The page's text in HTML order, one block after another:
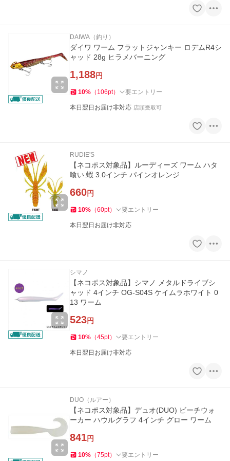
DAIWA（釣り）
ダイワ ワーム フラットジャンキー ロデムR4シ
ャッド 28g ヒラメバーニング
1,188円
10% （ 106pt） 要エントリー
本日翌日お届け非対応 店頭受取可
RUDIE'S
【ネコポス対象品】ルーディーズ ワーム ハタ
喰い.蝦 3.0インチ パインオレンジ
660円
10% （60pt） 要エントリー
本日翌日お届け非対応
シマノ
【ネコポス対象品】シマノ メタルドライブシ
ャッド 4インチ OG-S04S ケイムラホワイト 0
13 ワーム
523円
10% （45pt） 要エントリー
本日翌日お届け非対応
DUO（ルアー）
【ネコポス対象品】デュオ(DUO) ビーチウォ
ーカー ハウルグラフ 4インチ グロー ワーム
841円
10% （75pt） 要エントリー